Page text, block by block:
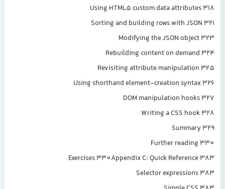
Using HTML5 custom data
Sorting and building rows with
Modifying the JSON
Rebuilding content on
Revisiting attribute
Using shorthand element-creation
DOM manipulation
Writing a CSS
Further
Exercises 330Appendix C: Quick
Selector